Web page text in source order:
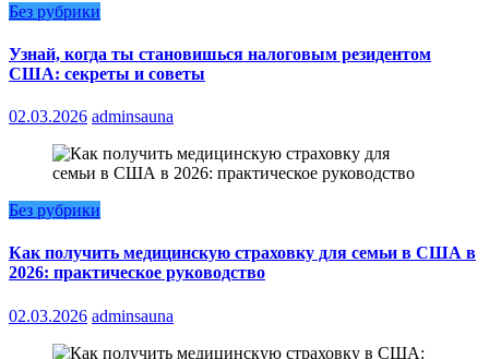
Без рубрики
Узнай, когда ты становишься налоговым резидентом
США: секреты и советы
02.03.2026 adminsauna
Без рубрики
Как получить медицинскую страховку для семьи в США в
2026: практическое руководство
02.03.2026 adminsauna